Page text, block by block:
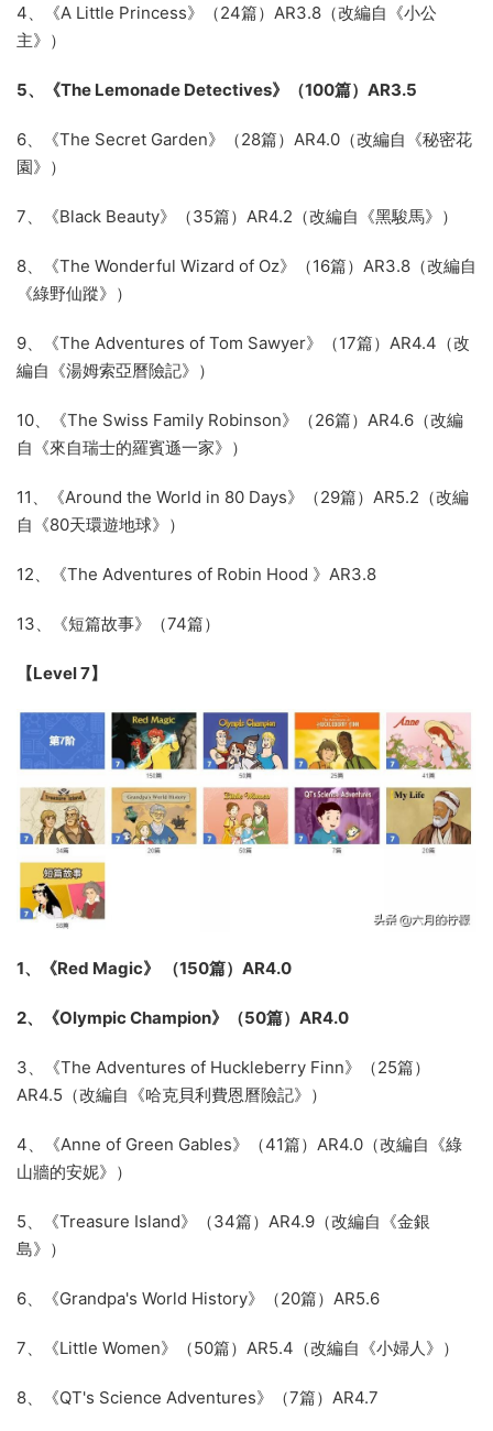
4、《A Little Princess》（24篇）AR3.8（改編自《小公
主》）
5、《The Lemonade Detectives》（100篇）AR3.5
6、《The Secret Garden》（28篇）AR4.0（改編自《秘密花
園》）
7、《Black Beauty》（35篇）AR4.2（改編自《黑駿馬》）
8、《The Wonderful Wizard of Oz》（16篇）AR3.8（改編自
《綠野仙蹤》）
9、《The Adventures of Tom Sawyer》（17篇）AR4.4（改
編自《湯姆索亞曆險記》）
10、《The Swiss Family Robinson》（26篇）AR4.6（改編
自《來自瑞士的羅賓遜一家》）
11、《Around the World in 80 Days》（29篇）AR5.2（改編
自《80天環遊地球》）
12、《The Adventures of Robin Hood 》AR3.8
13、《短篇故事》（74篇）
【Level 7】
1、《Red Magic》 （150篇）AR4.0
2、《Olympic Champion》（50篇）AR4.0
3、《The Adventures of Huckleberry Finn》（25篇）
AR4.5（改編自《哈克貝利費恩曆險記》）
4、《Anne of Green Gables》（41篇）AR4.0（改編自《綠
山牆的安妮》）
5、《Treasure Island》（34篇）AR4.9（改編自《金銀
島》）
6、《Grandpa's World History》（20篇）AR5.6
7、《Little Women》（50篇）AR5.4（改編自《小婦人》）
8、《QT's Science Adventures》（7篇）AR4.7